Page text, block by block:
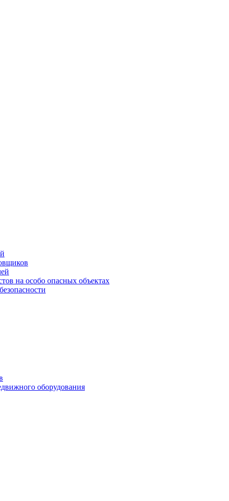
на особо опасных объектах
оборудования